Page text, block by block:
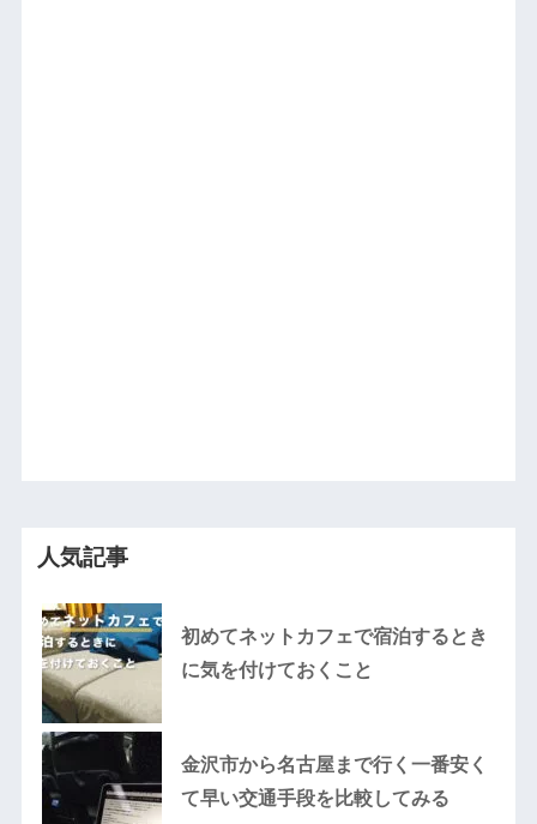
人気記事
初めてネットカフェで宿泊するとき
に気を付けておくこと
金沢市から名古屋まで行く一番安く
て早い交通手段を比較してみる